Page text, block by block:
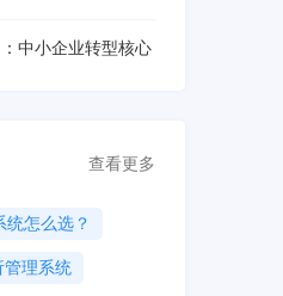
中小企业转型核心
查看更多
统怎么选？
管理系统